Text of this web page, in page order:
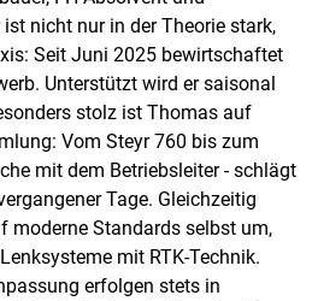
nicht nur in der Theorie stark,
Seit Juni 2025 bewirtschaftet
Unterstützt wird er saisonal
stolz ist Thomas auf
Vom Steyr 760 bis zum
mit dem Betriebsleiter - schlägt
Tage. Gleichzeitig
moderne Standards selbst um,
mit RTK-Technik.
erfolgen stets in